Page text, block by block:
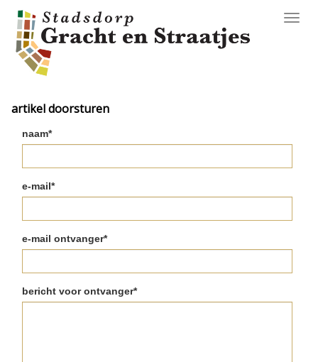
artikel doorsturen
naam*
e-mail*
e-mail ontvanger*
bericht voor ontvanger*